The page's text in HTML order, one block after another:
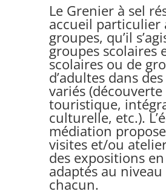
Le Grenier à sel
accueil particulier
groupes, qu’il
groupes scolaires
scolaires ou de
d’adultes dans
variés (découverte
touristique,
culturelle, etc.).
médiation
visites et/ou
des expositions
adaptés au niveau
chacun.